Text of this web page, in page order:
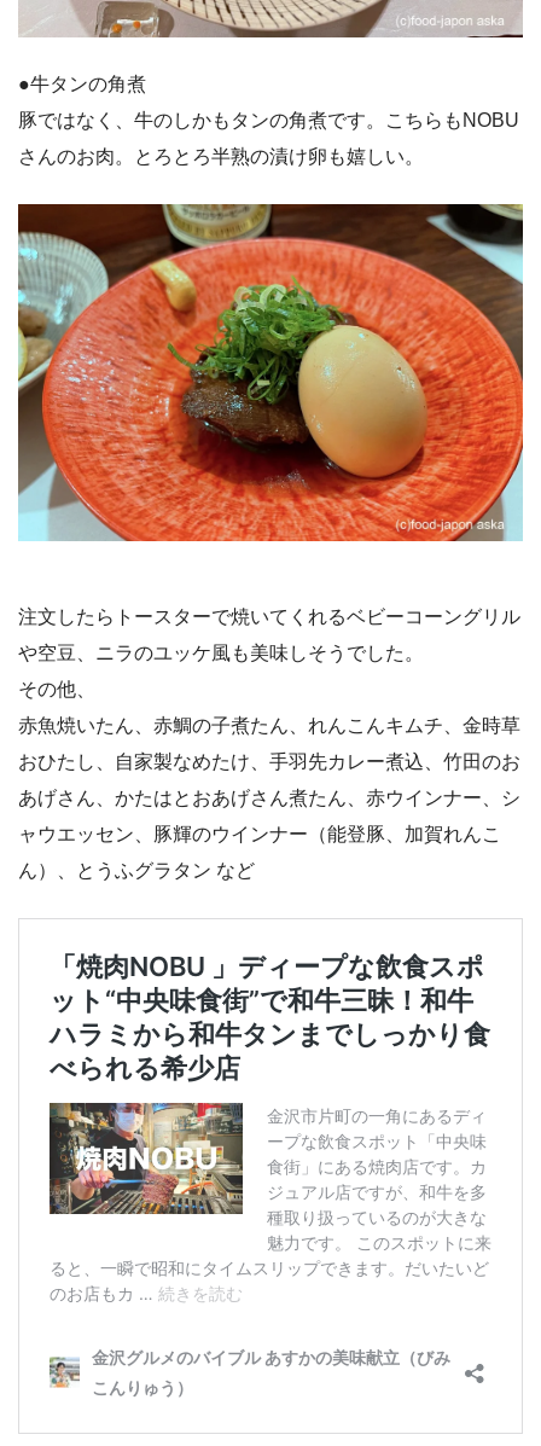
●牛タンの角煮
豚ではなく、牛のしかもタンの角煮です。こちらもNOBU
さんのお肉。とろとろ半熟の漬け卵も嬉しい。
注文したらトースターで焼いてくれるベビーコーングリル
や空豆、ニラのユッケ風も美味しそうでした。
その他、
赤魚焼いたん、赤鯛の子煮たん、れんこんキムチ、金時草
おひたし、自家製なめたけ、手羽先カレー煮込、竹田のお
あげさん、かたはとおあげさん煮たん、赤ウインナー、シ
ャウエッセン、豚輝のウインナー（能登豚、加賀れんこ
ん）、とうふグラタン など